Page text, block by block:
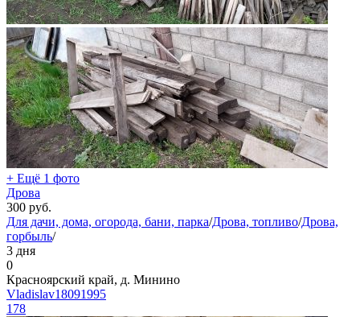
+ Ещё 1 фото
Дрова
300 руб.
Для дачи, дома, огорода, бани, парка/Дрова, топливо/Дрова,
горбыль/
3 дня
0
Красноярский край, д. Минино
Vladislav18091995
178